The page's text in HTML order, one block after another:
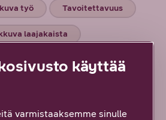
työ Tavoitettavuus
laajakaista
käyttää
varmistaaksemme sinulle